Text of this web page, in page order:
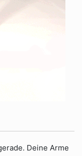
Deine Arme